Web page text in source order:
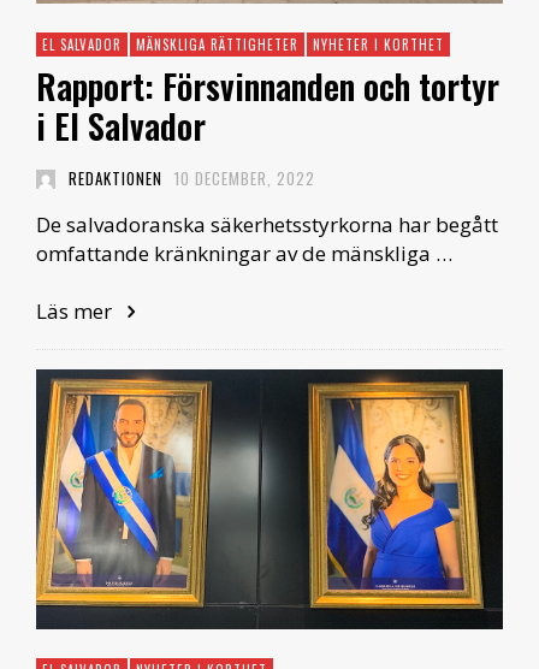
EL SALVADOR MÄNSKLIGA RÄTTIGHETER NYHETER I KORTHET
Rapport: Försvinnanden och tortyr
i El Salvador
REDAKTIONEN 10 DECEMBER, 2022
De salvadoranska säkerhetsstyrkorna har begått
omfattande kränkningar av de mänskliga …
Läs mer